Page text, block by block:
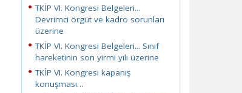
TKİP VI. Kongresi Belgeleri...
Devrimci örgüt ve kadro sorunları
üzerine
TKİP VI. Kongresi Belgeleri... Sınıf
hareketinin son yirmi yılı üzerine
TKİP VI. Kongresi kapanış
konuşması…